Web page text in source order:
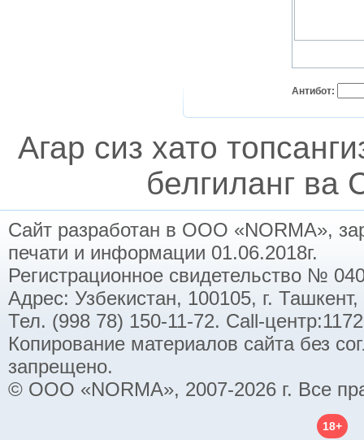
Антибот:
Агар сиз хато
белгиланг ва
Сайт разработан в ООО «NORMA»,
печати и информации 01.06.2018г.
Регистрационное свидетельство №
Адрес: Узбекистан, 100105, г.
Тел. (998 78) 150-11-72. Call-
Копирование материалов сайта без
запрещено.
© ООО «NORMA», 2007-2026 г. Все
18+